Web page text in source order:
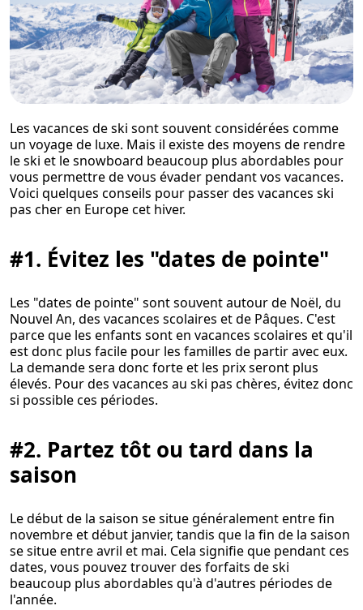
Les vacances de ski sont souvent considérées comme
un voyage de luxe. Mais il existe des moyens de rendre
le ski et le snowboard beaucoup plus abordables pour
vous permettre de vous évader pendant vos vacances.
Voici quelques conseils pour passer des vacances ski
pas cher en Europe cet hiver.
#1. Évitez les "dates de pointe"
Les "dates de pointe" sont souvent autour de Noël, du
Nouvel An, des vacances scolaires et de Pâques. C'est
parce que les enfants sont en vacances scolaires et qu'il
est donc plus facile pour les familles de partir avec eux.
La demande sera donc forte et les prix seront plus
élevés. Pour des vacances au ski pas chères, évitez donc
si possible ces périodes.
#2. Partez tôt ou tard dans la
saison
Le début de la saison se situe généralement entre fin
novembre et début janvier, tandis que la fin de la saison
se situe entre avril et mai. Cela signifie que pendant ces
dates, vous pouvez trouver des forfaits de ski
beaucoup plus abordables qu'à d'autres périodes de
l'année.